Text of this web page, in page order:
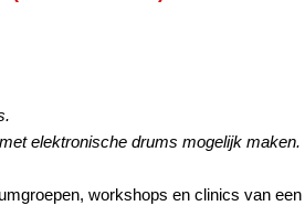
elektronische drums mogelijk maken.
workshops en clinics van een